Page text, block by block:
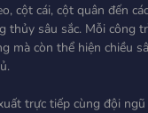
cột cái, cột quân đến
thủy sâu sắc. Mỗi công
mà còn thể hiện chiều
trực tiếp cùng đội